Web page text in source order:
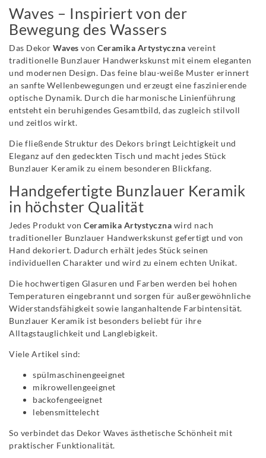
Waves – Inspiriert von der
Bewegung des Wassers
Das Dekor Waves von Ceramika Artystyczna vereint
traditionelle Bunzlauer Handwerkskunst mit einem eleganten
und modernen Design. Das feine blau-weiße Muster erinnert
an sanfte Wellenbewegungen und erzeugt eine faszinierende
optische Dynamik. Durch die harmonische Linienführung
entsteht ein beruhigendes Gesamtbild, das zugleich stilvoll
und zeitlos wirkt.
Die fließende Struktur des Dekors bringt Leichtigkeit und
Eleganz auf den gedeckten Tisch und macht jedes Stück
Bunzlauer Keramik zu einem besonderen Blickfang.
Handgefertigte Bunzlauer Keramik
in höchster Qualität
Jedes Produkt von Ceramika Artystyczna wird nach
traditioneller Bunzlauer Handwerkskunst gefertigt und von
Hand dekoriert. Dadurch erhält jedes Stück seinen
individuellen Charakter und wird zu einem echten Unikat.
Die hochwertigen Glasuren und Farben werden bei hohen
Temperaturen eingebrannt und sorgen für außergewöhnliche
Widerstandsfähigkeit sowie langanhaltende Farbintensität.
Bunzlauer Keramik ist besonders beliebt für ihre
Alltagstauglichkeit und Langlebigkeit.
Viele Artikel sind:
spülmaschinengeeignet
mikrowellengeeignet
backofengeeignet
lebensmittelecht
So verbindet das Dekor Waves ästhetische Schönheit mit
praktischer Funktionalität.